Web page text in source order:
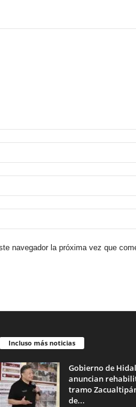
navegador la próxima vez que
Incluso más noticias
Gobierno de
anuncian
tramo
de...